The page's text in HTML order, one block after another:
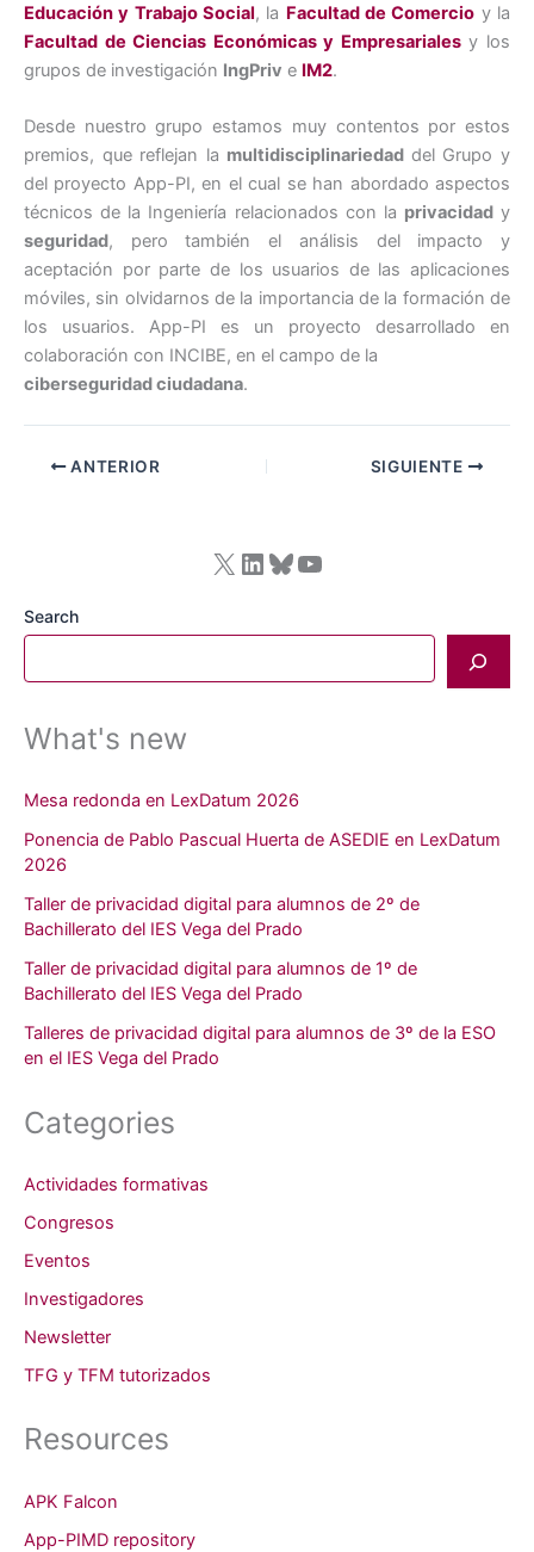
Educación y Trabajo Social, la Facultad de Comercio y la
Facultad de Ciencias Económicas y Empresarialesy los
grupos de investigación IngPriv e IM2.
Desde nuestro grupo estamos muy contentos por estos
premios, que reflejan la multidisciplinariedad del Grupo y
del proyecto App-PI, en el cual se han abordado aspectos
técnicos de la Ingeniería relacionados con la privacidady
seguridad, pero también el análisis del impacto y
aceptación por parte de los usuarios de las aplicaciones
móviles, sin olvidarnos de la importancia de la formación de
los usuarios. App-PI es un proyecto desarrollado en
colaboración con INCIBE, en el campo de la
ciberseguridad ciudadana.
ANTERIOR SIGUIENTE
X LinkedIn Bluesky YouTube
Search
What's new
Mesa redonda en LexDatum 2026
Ponencia de Pablo Pascual Huerta de ASEDIE en LexDatum
2026
Taller de privacidad digital para alumnos de 2º de
Bachillerato del IES Vega del Prado
Taller de privacidad digital para alumnos de 1º de
Bachillerato del IES Vega del Prado
Talleres de privacidad digital para alumnos de 3º de la ESO
en el IES Vega del Prado
Categories
Actividades formativas
Congresos
Eventos
Investigadores
Newsletter
TFG y TFM tutorizados
Resources
APK Falcon
App-PIMD repository